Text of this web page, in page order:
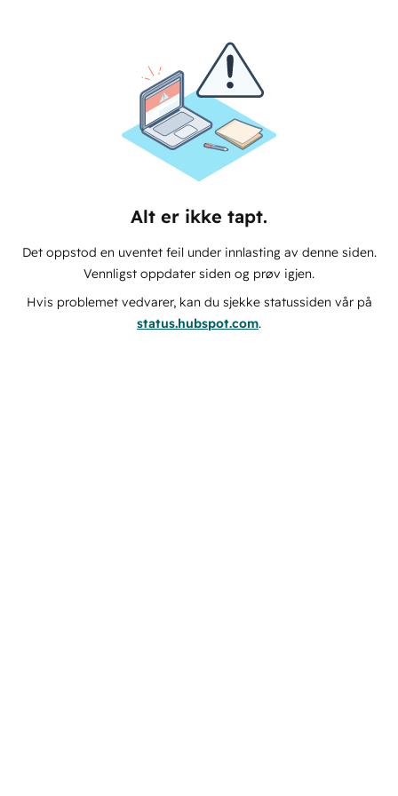
Alt er ikke tapt.
Det oppstod en uventet feil under innlasting av denne siden.
Vennligst oppdater siden og prøv igjen.
Hvis problemet vedvarer, kan du sjekke statussiden vår på
status.hubspot.com.